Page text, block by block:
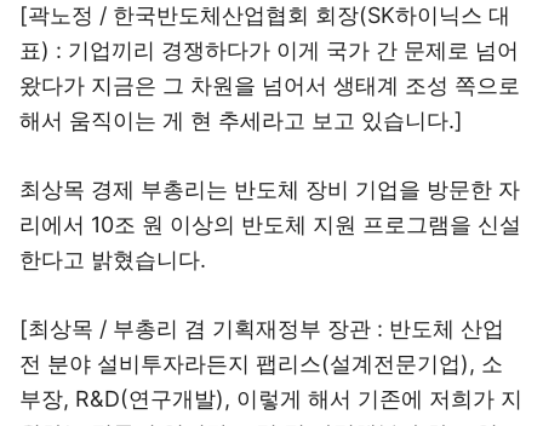
[곽노정 / 한국반도체산업협회 회장(SK하이닉스 대
표) : 기업끼리 경쟁하다가 이게 국가 간 문제로 넘어
왔다가 지금은 그 차원을 넘어서 생태계 조성 쪽으로
해서 움직이는 게 현 추세라고 보고 있습니다.]
최상목 경제 부총리는 반도체 장비 기업을 방문한 자
리에서 10조 원 이상의 반도체 지원 프로그램을 신설
한다고 밝혔습니다.
[최상목 / 부총리 겸 기획재정부 장관 : 반도체 산업
전 분야 설비투자라든지 팹리스(설계전문기업), 소
부장, R&D(연구개발), 이렇게 해서 기존에 저희가 지